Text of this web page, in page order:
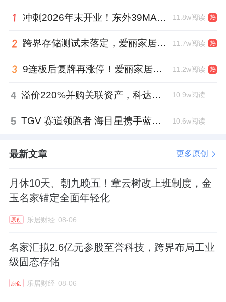
冲刺2026年末开业！东外39MALL全球招商启幕，重构东直门商圈格局 11.8w阅读 热
跨界存储测试未落定，爱丽家居复牌前自揭多重风险 11.7w阅读 热
9连板后复牌再涨停！爱丽家居市盈率318倍，跨界收购案尚未落地 11.2w阅读 热
4 溢价220%并购关联资产，科达制造近75亿元重组被否 10.9w阅读
5 TGV 赛道领跑者 海目星携手蓝思科技掘金先进封装 10.6w阅读
最新文章 更多原创
月休10天、朝九晚五！章云树改上班制度，金
玉名家锚定全面年轻化
原创 乐居财经 08-06
名家汇拟2.6亿元参股至誉科技，跨界布局工业
级固态存储
原创 乐居财经 08-06